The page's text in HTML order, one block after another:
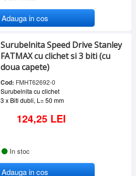
Adauga in cos
Surubelnita Speed Drive Stanley
FATMAX cu clichet si 3 biti (cu
doua capete)
Cod: FMHT62692-0
Surubelnita cu clichet
3 x Biti dubli, L= 50 mm
124,25 LEI
In stoc
Adauga in cos